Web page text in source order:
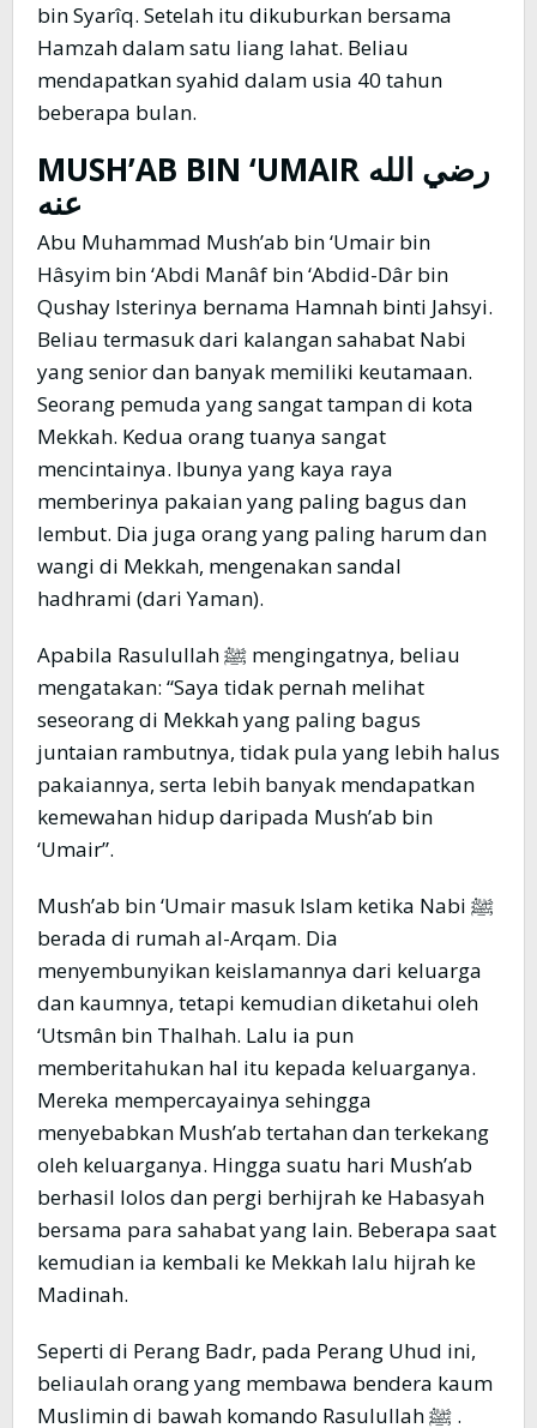
bin Syarîq. Setelah itu dikuburkan bersama
Hamzah dalam satu liang lahat. Beliau
mendapatkan syahid dalam usia 40 tahun
beberapa bulan.
MUSH’AB BIN ‘UMAIR رضي الله
عنه
Abu Muhammad Mush’ab bin ‘Umair bin
Hâsyim bin ‘Abdi Manâf bin ‘Abdid-Dâr bin
Qushay Isterinya bernama Hamnah binti Jahsyi.
Beliau termasuk dari kalangan sahabat Nabi
yang senior dan banyak memiliki keutamaan.
Seorang pemuda yang sangat tampan di kota
Mekkah. Kedua orang tuanya sangat
mencintainya. Ibunya yang kaya raya
memberinya pakaian yang paling bagus dan
lembut. Dia juga orang yang paling harum dan
wangi di Mekkah, mengenakan sandal
hadhrami (dari Yaman).
Apabila Rasulullah ﷺ mengingatnya, beliau
mengatakan: “Saya tidak pernah melihat
seseorang di Mekkah yang paling bagus
juntaian rambutnya, tidak pula yang lebih halus
pakaiannya, serta lebih banyak mendapatkan
kemewahan hidup daripada Mush’ab bin
‘Umair”.
Mush’ab bin ‘Umair masuk Islam ketika Nabi ﷺ
berada di rumah al-Arqam. Dia
menyembunyikan keislamannya dari keluarga
dan kaumnya, tetapi kemudian diketahui oleh
‘Utsmân bin Thalhah. Lalu ia pun
memberitahukan hal itu kepada keluarganya.
Mereka mempercayainya sehingga
menyebabkan Mush’ab tertahan dan terkekang
oleh keluarganya. Hingga suatu hari Mush’ab
berhasil lolos dan pergi berhijrah ke Habasyah
bersama para sahabat yang lain. Beberapa saat
kemudian ia kembali ke Mekkah lalu hijrah ke
Madinah.
Seperti di Perang Badr, pada Perang Uhud ini,
beliaulah orang yang membawa bendera kaum
Muslimin di bawah komando Rasulullah ﷺ .